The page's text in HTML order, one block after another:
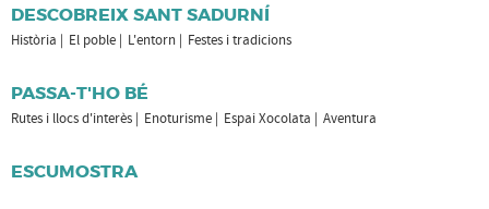
DESCOBREIX SANT SADURNÍ
Història El poble L'entorn Festes i tradicions
PASSA-T'HO BÉ
Rutes i llocs d'interès Enoturisme Espai Xocolata Aventura
ESCUMOSTRA